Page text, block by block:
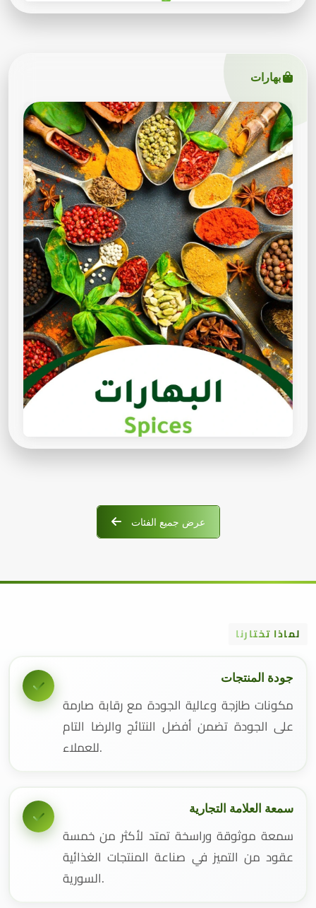
بهارات
عرض جميع الفئات
لماذا تختارنا
جودة المنتجات
مكونات طازجة وعالية الجودة مع رقابة صارمة
على الجودة تضمن أفضل النتائج والرضا التام
للعملاء.
سمعة العلامة التجارية
سمعة موثوقة وراسخة تمتد لأكثر من خمسة
عقود من التميز في صناعة المنتجات الغذائية
السورية.